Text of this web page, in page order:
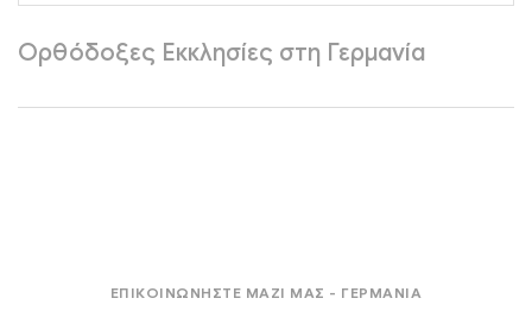
Ορθόδοξες Εκκλησίες στη Γερμανία
ΕΠΙΚΟΙΝΩΝΉΣΤΕ ΜΑΖΊ ΜΑΣ - ΓΕΡΜΑΝΊΑ